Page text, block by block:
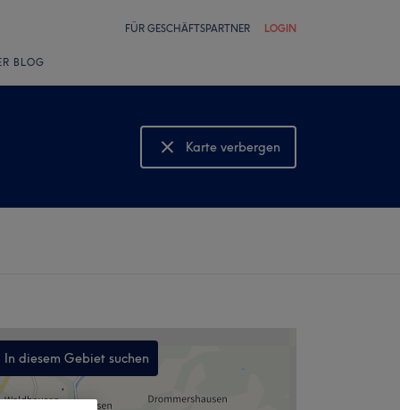
FÜR GESCHÄFTSPARTNER LOGIN
BLOG
Karte verbergen
Karte anzeigen
In diesem Gebiet suchen
,